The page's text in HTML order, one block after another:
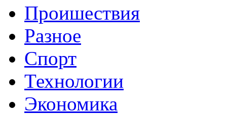
Проишествия
Разное
Спорт
Технологии
Экономика